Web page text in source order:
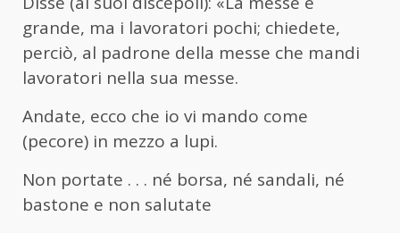
grande, ma i lavoratori pochi; chiedete,
perciò, al padrone della messe che mandi
lavoratori nella sua messe.
Andate, ecco che io vi mando come
(pecore) in mezzo a lupi.
Non portate . . . né borsa, né sandali, né
bastone e non salutate